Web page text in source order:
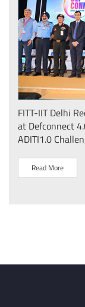
FITT-IIT Delhi
at Defconnect
ADITI1.0
Read More